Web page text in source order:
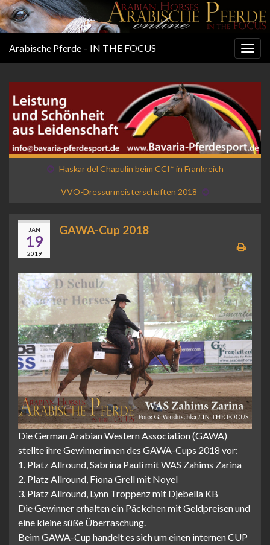
Arabische Pferde – IN THE FOCUS
Haskar del Chapulin beim CCI* in Frankreich
VVÖ-Dressurmeisterschaften 2018
JAN
19
2019
GAWA-Cup 2018
Die German Arabian Western Association (GAWA)
stellte ihre Gewinnerinnen des GAWA-Cups 2018 vor:
1. Platz Allround, Sabrina Pauli mit WAS Zahims Zarina
2. Platz Allround, Fiona Grell mit Noyel
3. Platz Allround, Lynn Troppenz mit Djebella KB
Die Gewinner erhalten ein Päckchen mit Geldpreisen und
eine kleine süße Überraschung.
Beim GAWA-Cup handelt es sich um einen internen CUP